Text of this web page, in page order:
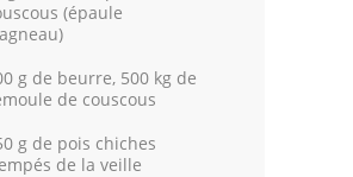
Algérienne
Tunisienne
Juive
(épaule
g de beurre, 500 kg de
de couscous
g de pois chiches
de la veille